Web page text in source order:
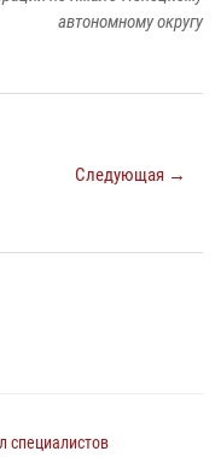
автономному округу
Следующая →
специалистов